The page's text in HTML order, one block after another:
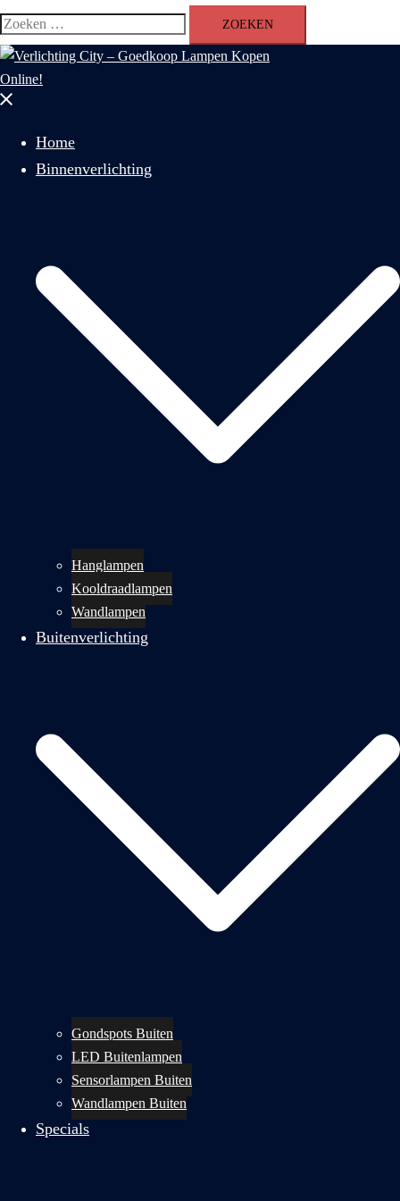
Zoeken
naar:
Menu
Home
Binnenverlichting
Hanglampen
Kooldraadlampen
Wandlampen
Buitenverlichting
Gondspots Buiten
LED Buitenlampen
Sensorlampen Buiten
Wandlampen Buiten
Specials